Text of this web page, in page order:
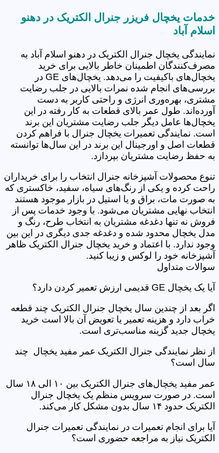
خدمات یخچال فریزر جنرال الکتریک در دهنو
اسلام آباد
نمایندگی یخچال جنرال الکتریک در دهنو اسلام آباد به
مصرف‌کنندگان اطمینان خاطر بالایی برای خرید
یخچال‌های باکیفیت را می‌دهد. یخچال‌های GE در
بررسی‌های انجام شده نمرات بالایی در جلب رضایت
مشتری، بهره‌وری انرژی و راحتی کاربر به دست
آورده‌اند. طول عمر بالای قطعات به کار رفته در این
یخچال‌ها عامل دیگر جلب رضایت مشتریان این برند
است. نمایندگی تعمیرات یخچال جنرال با فراهم کردن
قطعات اصل و اورجینال این برند در این سال‌ها توانسته
به حفظ رضایت مشتریان بپردازد.
تنوع محصولات آشپزخانه جنرال انتخاب را برای خریداران
راحت کرده و یکی از رنگ‌های سیاه، سفید، خاکستری که
به صورت مات، براق و یا استیل در بازار موجود هستند
انتخاب نهایی مشتریان می‌شود. با وجود خدمات پس از
فروش نه تنها دغدغه مشتریان به انتخاب طرح، رنگ و
مدل یخچال محدود شده و دغدغه جدی دیگری در این بین
وجود ندارد. با اعتماد و خرید یخچال جنرال الکتریک ظاهر
آشپزخانه خود را لوکس و زیبا کنید.
سوالات متداول
آیا یک یخچال GE قدیمی ارزش تعمیر کردن دارد؟
اگر بعد از چندین سال یخچال جنرال الکتریک چند قطعه
خراب دارد و هزینه تعمیر یا تعویض آن بالا است خرید
یخچال جدید گزینه مناسب‌تری است.
از نظر نمایندگی جنرال الکتریک عمر مفید یخچال چند
سال است؟
عمر مفید یخچال‌های جنرال الکتریک بین ۱۰ الی ۱۸ سال
است. در صورت سرویس منظم یک یخچال جنرال
الکتریک حدود ۱۴ سال بدون مشکل کار می‌کند.
آیا برای انجام تعمیرات در نمایندگی تعمیرات جنرال
الکتریک نیاز به مراجعه حضوری است؟